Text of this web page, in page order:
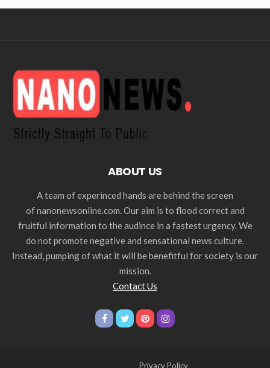
ABOUT US
A team of experinced hands are behind the screen
of nanonewsonline.com. Our aim is to flood correct and
fruitful information to the audince in a fastest urgency. We
do not promote negative and sensational news culture.
Instead, pumping of what it will be benefitful for society is our
mission.
Contact Us
Privacy Policy